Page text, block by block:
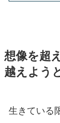
想像を超
越えよう
生きている